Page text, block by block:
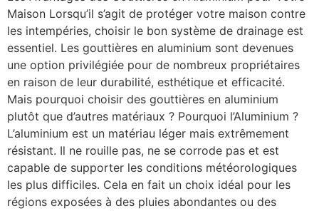
Maison Lorsqu’il s’agit de protéger votre maison contre
les intempéries, choisir le bon système de drainage est
essentiel. Les gouttières en aluminium sont devenues
une option privilégiée pour de nombreux propriétaires
en raison de leur durabilité, esthétique et efficacité.
Mais pourquoi choisir des gouttières en aluminium
plutôt que d’autres matériaux ? Pourquoi l’Aluminium ?
L’aluminium est un matériau léger mais extrêmement
résistant. Il ne rouille pas, ne se corrode pas et est
capable de supporter les conditions météorologiques
les plus difficiles. Cela en fait un choix idéal pour les
régions exposées à des pluies abondantes ou des